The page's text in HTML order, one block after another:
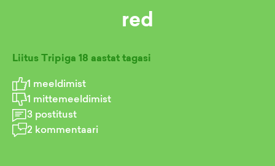
red
Liitus Tripiga 18 aastat tagasi
1 meeldimist
1 mittemeeldimist
3 postitust
2 kommentaari